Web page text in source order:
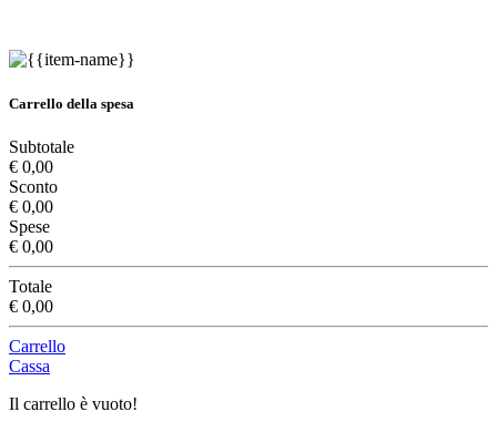
Carrello della spesa
Subtotale
€ 0,00
Sconto
€ 0,00
Spese
€ 0,00
Totale
€ 0,00
Carrello
Cassa
Il carrello è vuoto!